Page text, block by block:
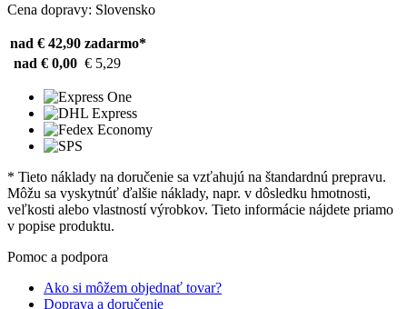
Cena dopravy: Slovensko
nad € 42,90 zadarmo*
nad € 0,00 € 5,29
* Tieto náklady na doručenie sa vzťahujú na štandardnú prepravu.
Môžu sa vyskytnúť ďalšie náklady, napr. v dôsledku hmotnosti,
veľkosti alebo vlastností výrobkov. Tieto informácie nájdete priamo
v popise produktu.
Pomoc a podpora
Ako si môžem objednať tovar?
Doprava a doručenie